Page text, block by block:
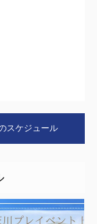
スケジュール